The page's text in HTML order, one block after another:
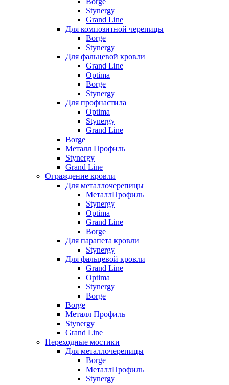
Stynergy
Grand Line
Для композитной черепицы
Borge
Stynergy
Для фальцевой кровли
Grand Line
Optima
Borge
Stynergy
Для профнастила
Optima
Stynergy
Grand Line
Borge
Металл Профиль
Stynergy
Grand Line
Ограждение кровли
Для металлочерепицы
МеталлПрофиль
Stynergy
Optima
Grand Line
Borge
Для парапета кровли
Stynergy
Для фальцевой кровли
Grand Line
Optima
Stynergy
Borge
Borge
Металл Профиль
Stynergy
Grand Line
Переходные мостики
Для металлочерепицы
Borge
МеталлПрофиль
Stynergy